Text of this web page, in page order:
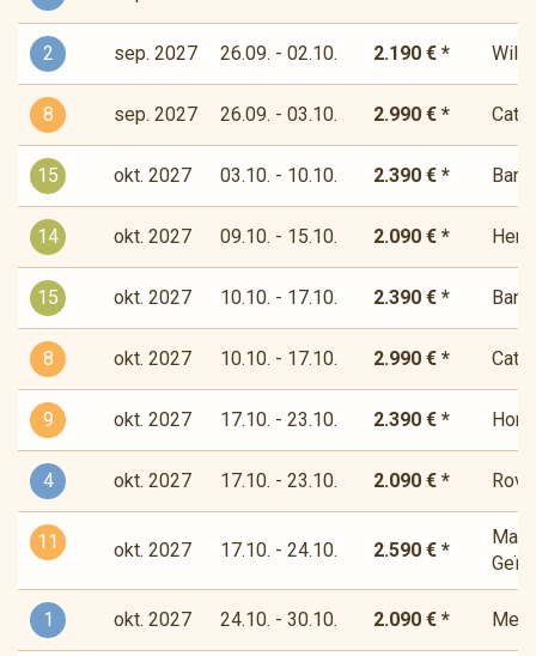
2 sep. 2027 26.09. - 02.10. 2.190 € *
8 sep. 2027 26.09. - 03.10. 2.990 € *
15 okt. 2027 03.10. - 10.10. 2.390 € *
14 okt. 2027 09.10. - 15.10. 2.090 € *
15 okt. 2027 10.10. - 17.10. 2.390 € *
8 okt. 2027 10.10. - 17.10. 2.990 € *
9 okt. 2027 17.10. - 23.10. 2.390 € *
4 okt. 2027 17.10. - 23.10. 2.090 € *
11 okt. 2027 17.10. - 24.10. 2.590 € *
1 okt. 2027 24.10. - 30.10. 2.090 € *